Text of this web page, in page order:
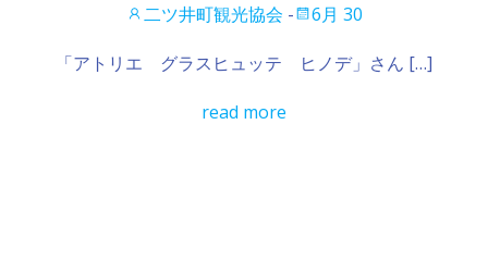
二ツ井町観光協会 - 6月 30
「アトリエ グラスヒュッテ ヒノデ」さん […]
read more